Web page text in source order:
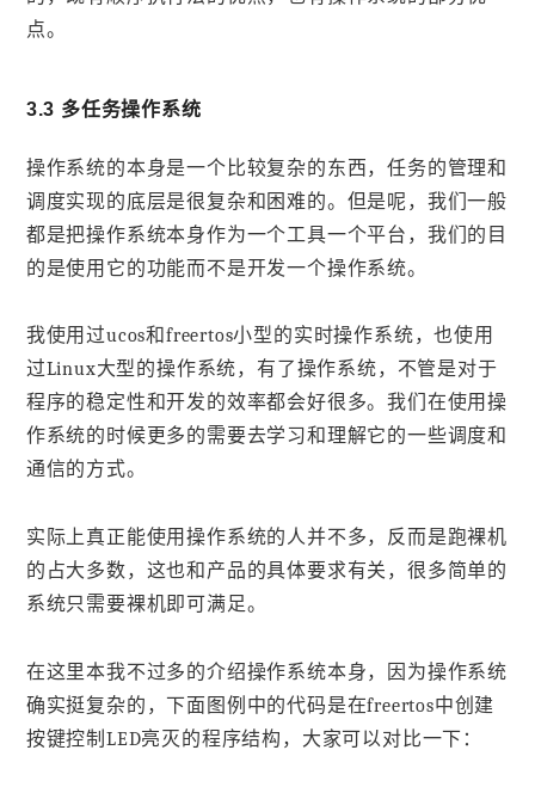
点。
3.3 多任务操作系统
操作系统的本身是一个比较复杂的东西，任务的管理和
调度实现的底层是很复杂和困难的。但是呢，我们一般
都是把操作系统本身作为一个工具一个平台，我们的目
的是使用它的功能而不是开发一个操作系统。
我使用过ucos和freertos小型的实时操作系统，也使用
过Linux大型的操作系统，有了操作系统，不管是对于
程序的稳定性和开发的效率都会好很多。我们在使用操
作系统的时候更多的需要去学习和理解它的一些调度和
通信的方式。
实际上真正能使用操作系统的人并不多，反而是跑裸机
的占大多数，这也和产品的具体要求有关，很多简单的
系统只需要裸机即可满足。
在这里本我不过多的介绍操作系统本身，因为操作系统
确实挺复杂的，下面图例中的代码是在freertos中创建
按键控制LED亮灭的程序结构，大家可以对比一下：